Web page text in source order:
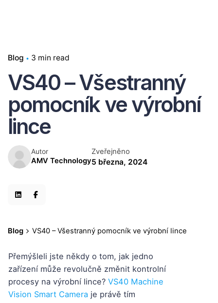
Blog 3 min read
VS40 – Všestranný
pomocník ve výrobní
lince
Autor
AMV Technology
Zveřejněno
5 března, 2024
Blog VS40 – Všestranný pomocník ve výrobní lince
Přemýšleli jste někdy o tom, jak jedno
zařízení může revolučně změnit kontrolní
procesy na výrobní lince? VS40 Machine
Vision Smart Camera je právě tím